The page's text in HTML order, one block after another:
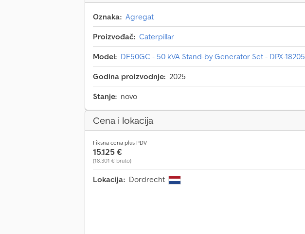
Oznaka: Agregat
Proizvođač: Caterpillar
Model: DE50GC - 50 kVA Stand-by Generator Set - DPX-18205
Godina proizvodnje: 2025
Stanje: novo
Cena i lokacija
Fiksna cena plus PDV
15.125 €
(18.301 € bruto)
Lokacija: Dordrecht